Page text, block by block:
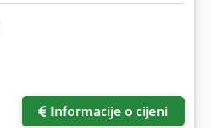
Informacije o cijeni